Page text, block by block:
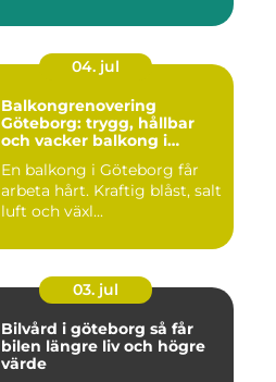
04. jul
Balkongrenovering
Göteborg: trygg, hållbar
och vacker balkong i
En balkong i Göteborg får
arbeta hårt. Kraftig blåst, salt
luft och växl...
03. jul
Bilvård i göteborg så får
bilen längre liv och högre
värde